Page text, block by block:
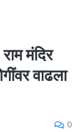
मंदिर
वाढला
0